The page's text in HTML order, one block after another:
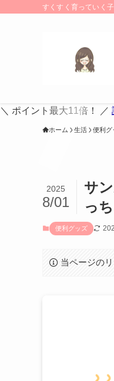
すくすく育っていく
＼ ポイント最大11倍！ ／
ホーム 生活 便利グ
サ
っ
2025
8/01
便利グッズ
当ページの